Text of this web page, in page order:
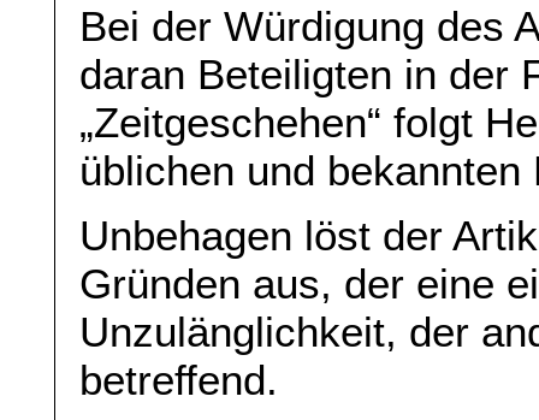
Bei der Würdigung des
daran Beteiligten in der
„Zeitgeschehen“ folgt
üblichen und
Unbehagen löst der
Gründen aus, der eine
Unzulänglichkeit, der
betreffend.